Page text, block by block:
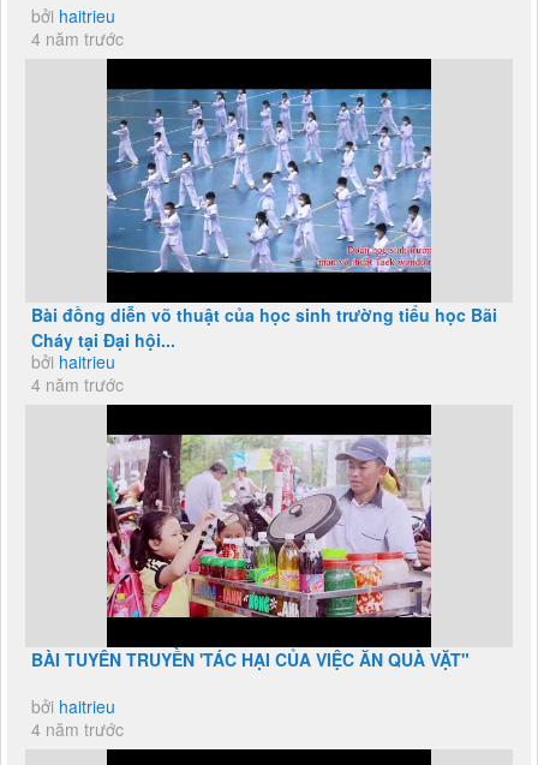
bởi haitrieu
4 năm trước
Bài đồng diễn võ thuật của học sinh trường tiểu học Bãi
Cháy tại Đại hội...
bởi haitrieu
4 năm trước
BÀI TUYÊN TRUYỀN 'TÁC HẠI CỦA VIỆC ĂN QUÀ VẶT"
bởi haitrieu
4 năm trước